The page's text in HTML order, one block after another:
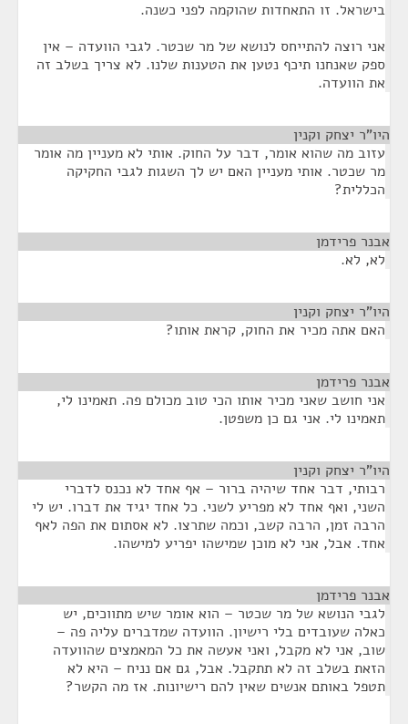
בישראל. זו התאחדות שהוקמה לפני כשנה.
אני רוצה להתייחס לנושא של מר שכטר. לגבי הוועדה – אין
ספק שאנחנו תיכף נטען את הטענות שלנו. לא צריך בשלב זה
את הוועדה.
היו"ר יצחק וקנין
עזוב מה שהוא אומר, דבר על החוק. אותי לא מעניין מה אומר
מר שכטר. אותי מעניין האם יש לך השגות לגבי החקיקה
הכללית?
אבנר פרידמן
לא, לא.
היו"ר יצחק וקנין
האם אתה מכיר את החוק, קראת אותו?
אבנר פרידמן
אני חושב שאני מכיר אותו הכי טוב מכולם פה. תאמינו לי,
תאמינו לי. אני גם כן משפטן.
היו"ר יצחק וקנין
רבותי, דבר אחד שיהיה ברור – אף אחד לא נכנס לדברי
השני, ואף אחד לא מפריע לשני. כל אחד יגיד את דברו. יש לי
הרבה זמן, הרבה קשב, וכמה שתרצו. לא אסתום את הפה לאף
אחד. אבל, אני לא מוכן שמישהו יפריע למישהו.
אבנר פרידמן
לגבי הנושא של מר שכטר – הוא אומר שיש מתווכים, יש
כאלה שעובדים בלי רישיון. הוועדה שמדברים עליה פה –
שוב, אני לא מקבל, ואני אעשה את כל המאמצים שהוועדה
הזאת בשלב זה לא תתקבל. אבל, גם אם נניח – היא לא
תטפל באותם אנשים שאין להם רישיונות. אז מה הקשר?